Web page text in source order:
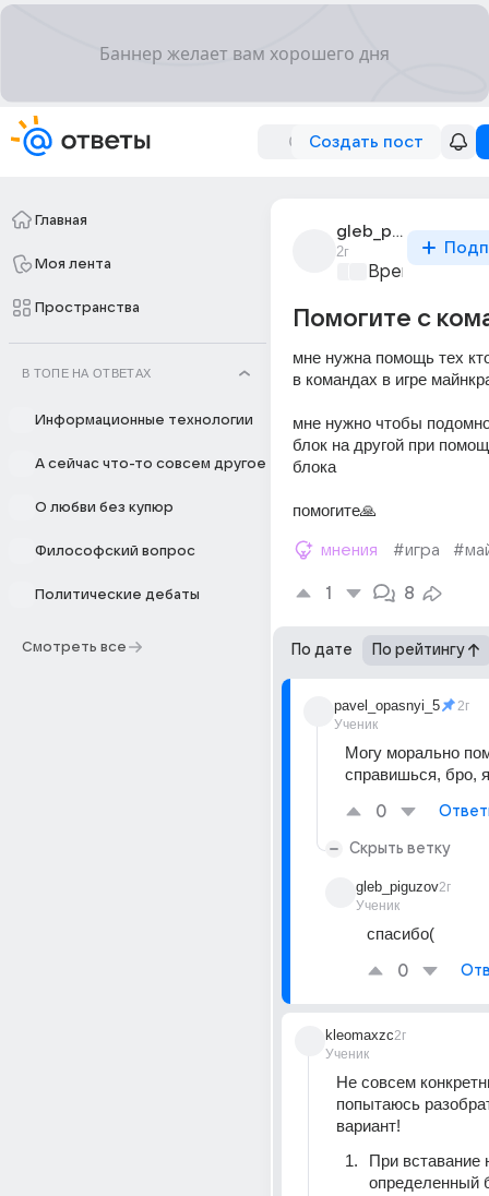
Создать пост
Главная
Моя лента
Пространства
В ТОПЕ НА ОТВЕТАХ
Информационные технологии
А сейчас что-то совсем другое
О любви без купюр
Философский вопрос
Политические дебаты
Смотреть все
gleb_piguzov
2г
Время игр
Помогите с
мне нужна помощь тех
в командах в игре
мне нужно чтобы
блок на другой при
блока
помогите🙏
мнения #игра
1 8
По дате По рейтингу
pavel_opasnyi_5
Ученик
2г
Могу морально
справишься, бро,
0
Скрыть ветку
gleb_piguzov
Ученик
2г
спасибо(
0
kleomaxzc
Ученик
2г
Не совсем
попытаюсь
вариант!
При вставание
определенный